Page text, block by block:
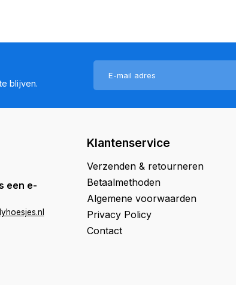
blijven.
een e-
Klantenservice
Verzenden & retourneren
Betaalmethoden
Algemene voorwaarden
Privacy Policy
Contact